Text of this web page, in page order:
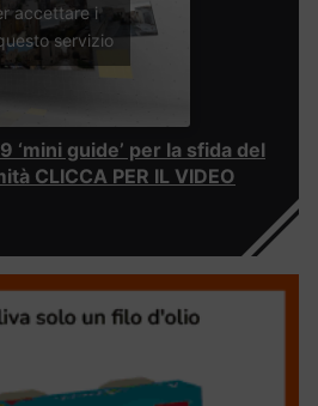
accettare i
servizio
‘mini guide’ per la sfida del
CLICCA PER IL VIDEO